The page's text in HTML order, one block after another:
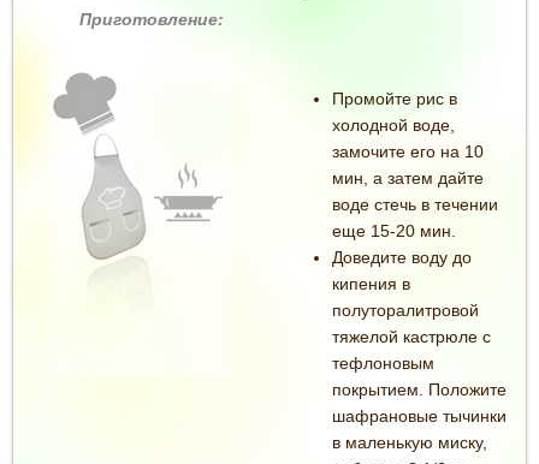
Приготовление:
Промойте рис в
холодной воде,
замочите его на 10
мин, а затем дайте
воде стечь в течении
еще 15-20 мин.
Доведите воду до
кипения в
полуторалитровой
тяжелой кастрюле с
тефлоновым
покрытием. Положите
шафрановые тычинки
в маленькую миску,